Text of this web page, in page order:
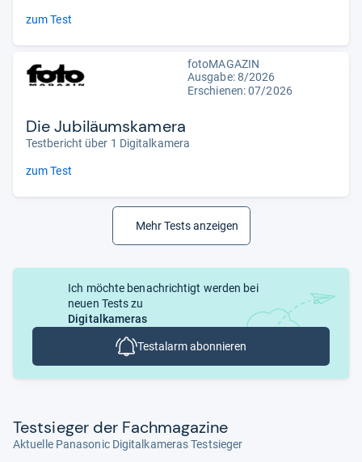
zum Test
fotoMAGAZIN
Ausgabe: 8/2026
Erschienen:07/2026
Die Jubiläumskamera
Testbericht über 1 Digitalkamera
zum Test
Mehr Tests anzeigen
Ich möchte benachrichtigt werden bei
neuen Tests zu
Digitalkameras
Testalarm abonnieren
Test­sie­ger der Fach­ma­ga­zine
Aktuelle Panasonic Digitalkameras Testsieger